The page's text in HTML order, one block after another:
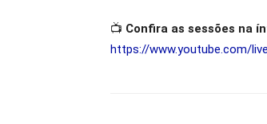
📺 Confira as sessões na
https://www.youtube.com/